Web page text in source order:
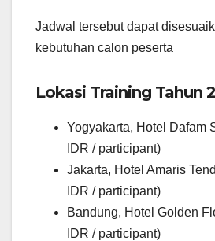
Jadwal tersebut dapat
kebutuhan calon peserta
Lokasi Training Tahun
Yogyakarta, Hotel Dafam
IDR / participant)
Jakarta, Hotel Amaris
IDR / participant)
Bandung, Hotel Golden
IDR / participant)